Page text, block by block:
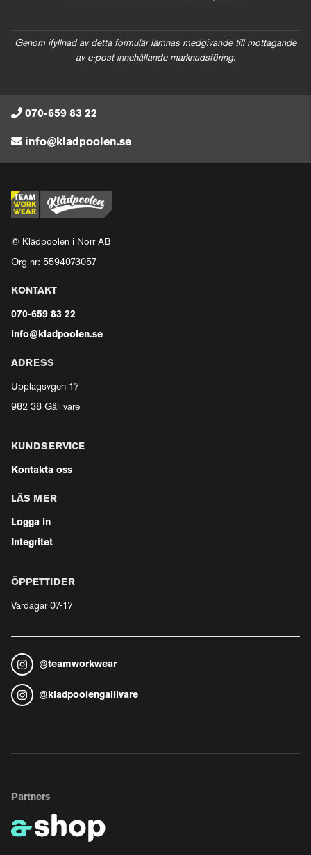
Genom ifyllnad av detta formulär lämnas medgivande till mottagande
av e-post innehållande marknadsföring.
070-659 83 22
info@kladpoolen.se
© Klädpoolen i Norr AB
Org nr: 5594073057
KONTAKT
070-659 83 22
info@kladpoolen.se
ADRESS
Upplagsvgen 17
982 38 Gällivare
KUNDSERVICE
Kontakta oss
LÄS MER
Logga in
Integritet
ÖPPETTIDER
Vardagar 07-17
@teamworkwear
@ kladpoolengallivare
Partners